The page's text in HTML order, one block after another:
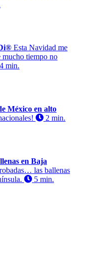
Esta Navidad me
mucho tiempo no
4 min.
México en alto
2 min.
en Baja
las ballenas
5 min.